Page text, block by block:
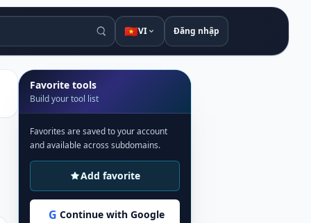
🇻🇳VI Đăng nhập
Favorite tools
Build your tool list
Favorites are saved to your account
and available across subdomains.
Add favorite
G Continue with Google